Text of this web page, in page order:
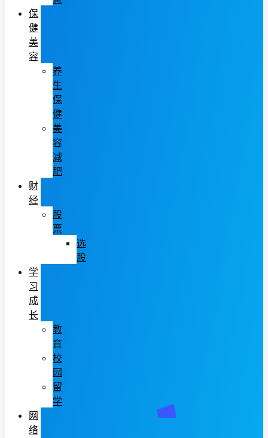
保
健
美
容
养
生
保
健
美
容
减
肥
财
经
股
票
选
股
学
习
成
长
教
育
校
园
留
学
网
络